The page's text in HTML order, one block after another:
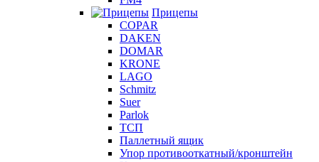
Прицепы
COPAR
DAKEN
DOMAR
KRONE
LAGO
Schmitz
Suer
Parlok
ТСП
Паллетный ящик
Упор противооткатный/кронштейн